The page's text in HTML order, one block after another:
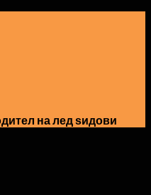
на лед ѕидови